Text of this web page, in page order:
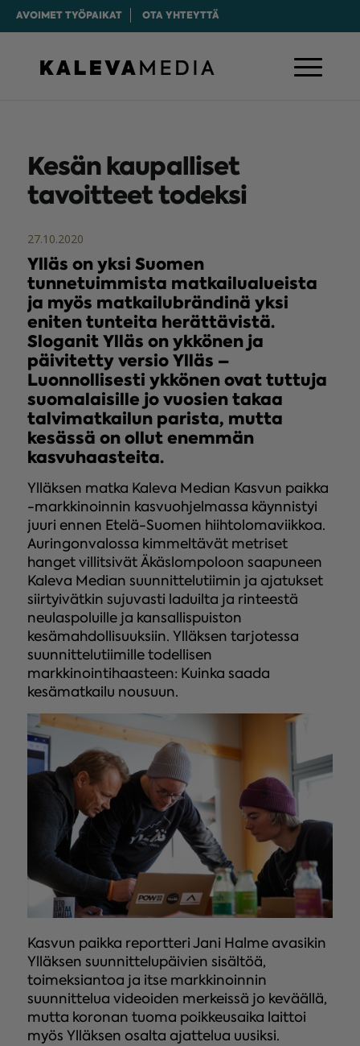
AVOIMET TYÖPAIKAT OTA YHTEYTTÄ
Kesän kaupalliset
tavoitteet todeksi
27.10.2020
Ylläs on yksi Suomen
tunnetuimmista matkailualueista
ja myös matkailubrändinä yksi
eniten tunteita herättävistä.
Sloganit Ylläs on ykkönen ja
päivitetty versio Ylläs –
Luonnollisesti ykkönen ovat tuttuja
suomalaisille jo vuosien takaa
talvimatkailun parista, mutta
kesässä on ollut enemmän
kasvuhaasteita.
Ylläksen matka Kaleva Median Kasvun paikka
-markkinoinnin kasvuohjelmassa käynnistyi
juuri ennen Etelä-Suomen hiihtolomaviikkoa.
Auringonvalossa kimmeltävät metriset
hanget villitsivät Äkäslompoloon saapuneen
Kaleva Median suunnittelutiimin ja ajatukset
siirtyivätkin sujuvasti laduilta ja rinteestä
neulaspoluille ja kansallispuiston
kesämahdollisuuksiin. Ylläksen tarjotessa
suunnittelutiimille todellisen
markkinointihaasteen: Kuinka saada
kesämatkailu nousuun.
Kasvun paikka reportteri Jani Halme avasikin
Ylläksen suunnittelupäivien sisältöä,
toimeksiantoa ja itse markkinoinnin
suunnittelua videoiden merkeissä jo keväällä,
mutta koronan tuoma poikkeusaika laittoi
myös Ylläksen osalta ajattelua uusiksi.